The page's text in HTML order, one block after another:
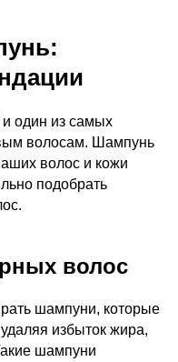
один из самых
волосам. Шампунь
волос и кожи
подобрать
волос
шампуни, которые
избыток жира,
шампуни